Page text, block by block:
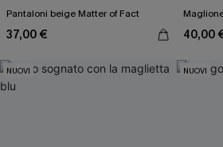
Pantaloni beige Matter of Fact
37,00 € 40,00
NUOVI NUOVI